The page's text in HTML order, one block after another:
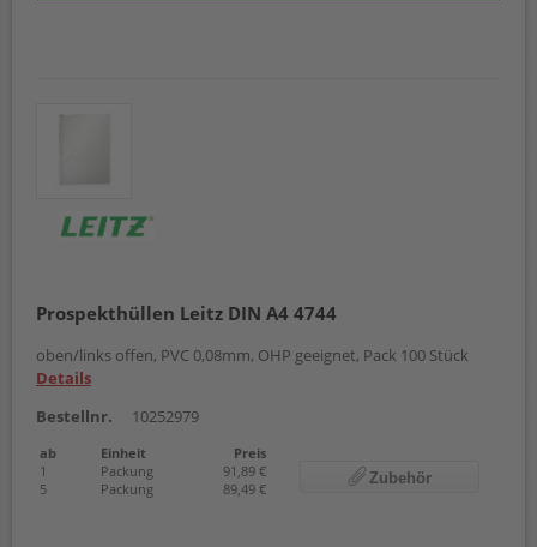
Prospekthüllen Leitz DIN A4 4744
oben/links offen, PVC 0,08mm, OHP geeignet, Pack 100 Stück
Details
Bestellnr.
10252979
ab Einheit
Preis
1
Packung
91,89 €
5
Packung 89,49 €
Zubehör